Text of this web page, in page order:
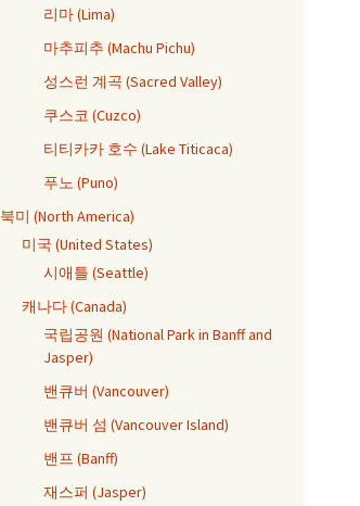
리마 (Lima)
마추피추 (Machu Pichu)
성스런 계곡 (Sacred Valley)
쿠스코 (Cuzco)
티티카카 호수 (Lake Titicaca)
푸노 (Puno)
북미 (North America)
미국 (United States)
시애틀 (Seattle)
캐나다 (Canada)
국립공원 (National Park in Banff and
Jasper)
밴큐버 (Vancouver)
밴큐버 섬 (Vancouver Island)
밴프 (Banff)
재스퍼 (Jasper)